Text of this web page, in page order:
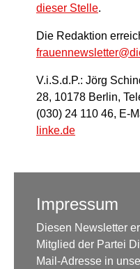
dieser Stelle.
Die Redaktion
V.i.S.d.P.: Jörg
28, 10178 Berlin,
(030) 24 110 46, E-
linke.de
Impressum
Diesen Newsletter
Mitglied der Partei
Mail-Adresse in